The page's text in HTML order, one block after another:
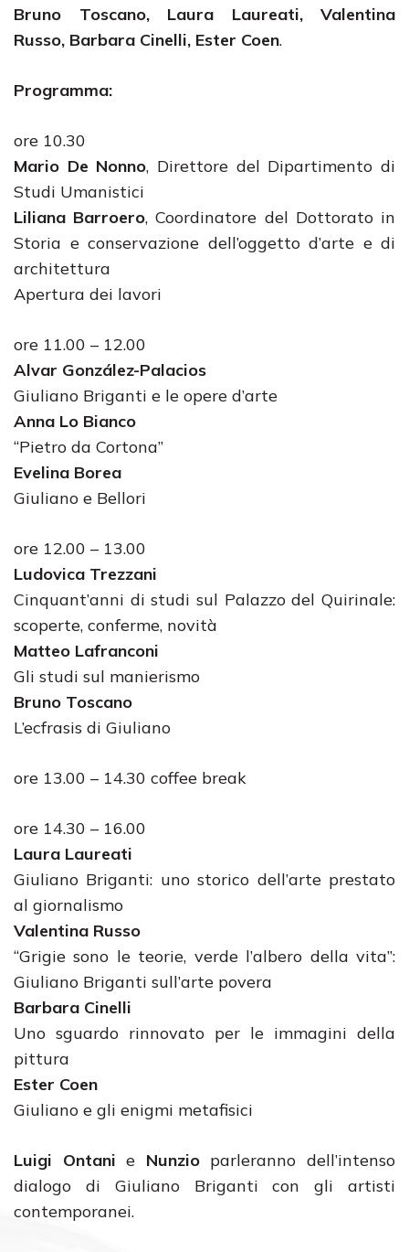
Bruno Toscano, Laura Laureati, Valentina
Russo, Barbara Cinelli, Ester Coen.
Programma:
ore 10.30
Mario De Nonno, Direttore del Dipartimento di
Studi Umanistici
Liliana Barroero, Coordinatore del Dottorato in
Storia e conservazione dell’oggetto d’arte e di
architettura
Apertura dei lavori
ore 11.00 – 12.00
Alvar González-Palacios
Giuliano Briganti e le opere d’arte
Anna Lo Bianco
“Pietro da Cortona”
Evelina Borea
Giuliano e Bellori
ore 12.00 – 13.00
Ludovica Trezzani
Cinquant’anni di studi sul Palazzo del Quirinale:
scoperte, conferme, novità
Matteo Lafranconi
Gli studi sul manierismo
Bruno Toscano
L’ecfrasis di Giuliano
ore 13.00 – 14.30 coffee break
ore 14.30 – 16.00
Laura Laureati
Giuliano Briganti: uno storico dell’arte prestato
al giornalismo
Valentina Russo
“Grigie sono le teorie, verde l’albero della vita”:
Giuliano Briganti sull’arte povera
Barbara Cinelli
Uno sguardo rinnovato per le immagini della
pittura
Ester Coen
Giuliano e gli enigmi metafisici
Luigi Ontani e Nunzioparleranno dell’intenso
dialogo di Giuliano Briganti con gli artisti
contemporanei.